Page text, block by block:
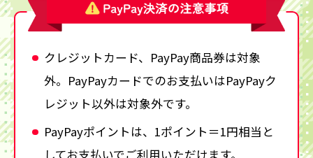
クレジットカード、PayPay商品券は対象
外。PayPayカードでのお支払いはPayPayク
レジット以外は対象外です。
PayPayポイントは、1ポイント＝1円相当と